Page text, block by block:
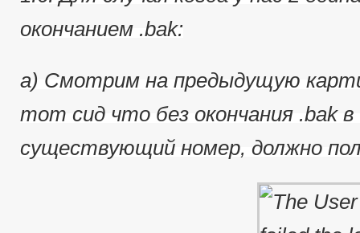
окончанием .bak:
a) Смотрим на предыдущую
тот сид что без окончания .bak
существующий номер, должно